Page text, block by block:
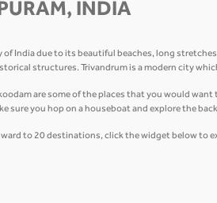
INDIA
of India due to its beautiful beaches, long
structures. Trivandrum is a modern city
are some of the places that you would
sure you hop on a houseboat and explore the
to 20 destinations, click the widget below to